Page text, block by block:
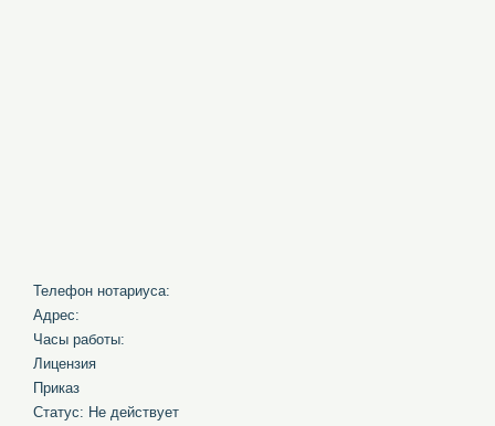
Телефон нотариуса:
Адрес:
Часы работы:
Лицензия
Приказ
Статус: Не действует